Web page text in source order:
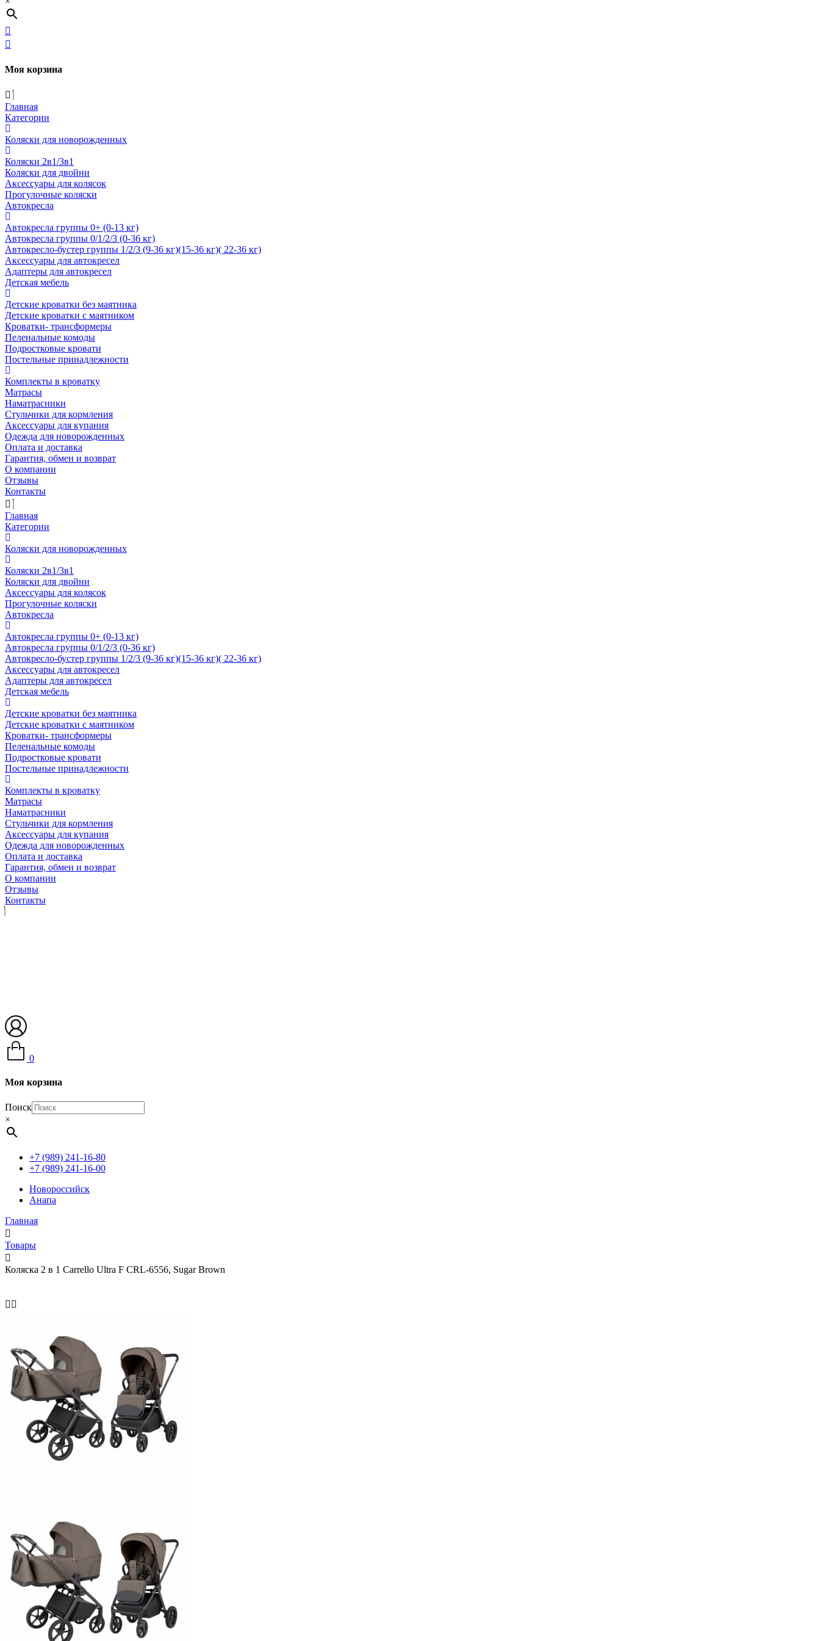
Моя корзина
Главная
Категории
Коляски для новорожденных
Коляски 2в1/3в1
Коляски для двойни
Аксессуары для колясок
Прогулочные коляски
Автокресла
Автокресла группы 0+ (0-13 кг)
Автокресла группы 0/1/2/3 (0-36 кг)
Автокресло-бустер группы 1/2/3 (9-36 кг)(15-36 кг)( 22-36 кг)
Аксессуары для автокресел
Адаптеры для автокресел
Детская мебель
Детские кроватки без маятника
Детские кроватки с маятником
Кроватки- трансформеры
Пеленальные комоды
Подростковые кровати
Постельные принадлежности
Комплекты в кроватку
Матрасы
Наматрасники
Стульчики для кормления
Аксессуары для купания
Одежда для новорожденных
Оплата и доставка
Гарантия, обмен и возврат
О компании
Отзывы
Контакты
Главная
Категории
Коляски для новорожденных
Коляски 2в1/3в1
Коляски для двойни
Аксессуары для колясок
Прогулочные коляски
Автокресла
Автокресла группы 0+ (0-13 кг)
Автокресла группы 0/1/2/3 (0-36 кг)
Автокресло-бустер группы 1/2/3 (9-36 кг)(15-36 кг)( 22-36 кг)
Аксессуары для автокресел
Адаптеры для автокресел
Детская мебель
Детские кроватки без маятника
Детские кроватки с маятником
Кроватки- трансформеры
Пеленальные комоды
Подростковые кровати
Постельные принадлежности
Комплекты в кроватку
Матрасы
Наматрасники
Стульчики для кормления
Аксессуары для купания
Одежда для новорожденных
Оплата и доставка
Гарантия, обмен и возврат
О компании
Отзывы
Контакты
0
Моя корзина
Поиск
×
+7 (989) 241-16-80
+7 (989) 241-16-00
Новороссийск
Анапа
Главная
Товары
Коляска 2 в 1 Carrello Ultra F CRL-6556, Sugar Brown